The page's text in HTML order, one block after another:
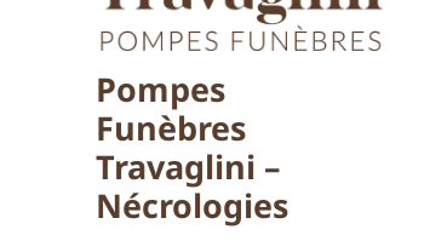
Pompes
Funèbres
Travaglini –
Nécrologies